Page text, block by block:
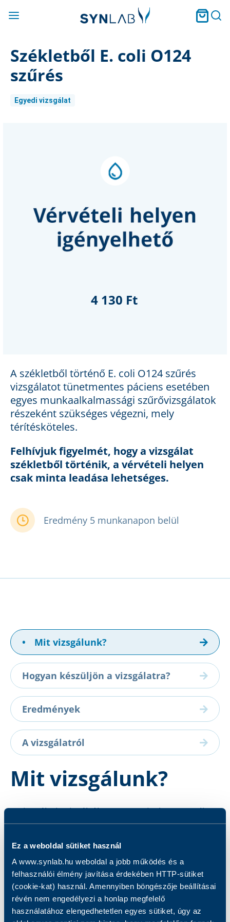
Ez a weboldal sütiket használ
A www.synlab.hu weboldal a jobb működés és a
felhasználói élmény javítása érdekében HTTP-sütiket
(cookie-kat) használ. Amennyiben böngészője beállításai
révén nem engedélyezi a honlap megfelelő
használatához elengedhetetlen egyes sütiket, úgy az
Székletből E. coli O124
szűrés
Egyedi vizsgálat
A székletből történő E. coli O124 szűrés
vizsgálatot tünetmentes páciens esetében
egyes munkaalkalmassági szűrővizsgálatok
részeként szükséges végezni, mely
térítésköteles.
Felhívjuk figyelmét, hogy a vizsgálat
székletből történik, a vérvételi helyen
csak minta leadása lehetséges.
Eredmény 5 munkanapon belül
4 130 Ft
• Mit vizsgálunk?
Hogyan készüljön a vizsgálatra?
Eredmények
A vizsgálatról
Mit vizsgálunk?
A vizsgálati mintából az Enterovirulens E. coli
szerotípusok közül kifejezetten csak az O124-es
Kapcsolódó szolgáltatások